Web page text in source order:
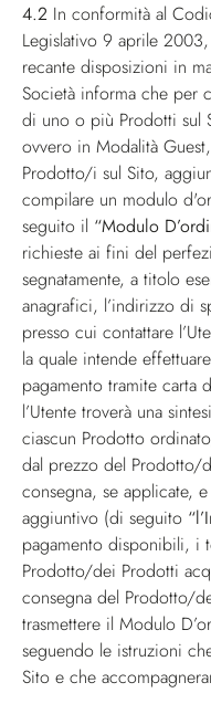
4.2 In conformità al
Legislativo 9 aprile
recante disposizioni in
Società informa che per
di uno o più Prodotti sul
ovvero in Modalità
Prodotto/i sul Sito,
compilare un modulo
seguito il “Modulo
richieste ai fini del
segnatamente, a titolo
anagrafici, l’indirizzo di
presso cui contattare
la quale intende
pagamento tramite carta
l’Utente troverà una
ciascun Prodotto
dal prezzo del Prodotto/
consegna, se applicate,
aggiuntivo (di seguito
pagamento disponibili, i
Prodotto/dei Prodotti
consegna del Prodotto/
trasmettere il Modulo
seguendo le istruzioni
Sito e che